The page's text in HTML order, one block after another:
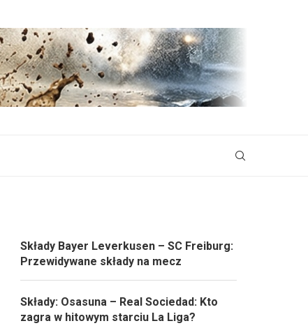
Składy Bayer Leverkusen – SC Freiburg:
Przewidywane składy na mecz
Składy: Osasuna – Real Sociedad: Kto
zagra w hitowym starciu La Liga?